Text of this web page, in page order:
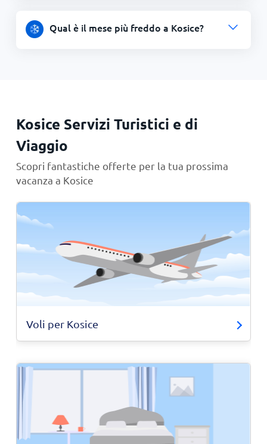
Qual è il mese più freddo a Kosice?
Kosice Servizi Turistici e di
Viaggio
Scopri fantastiche offerte per la tua prossima
vacanza a Kosice
Voli per Kosice